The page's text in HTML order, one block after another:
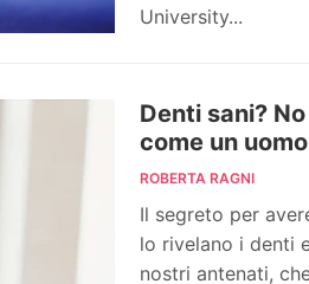
University...
Denti sani?
come un
ROBERTA RAGNI
Il segreto per
lo rivelano i denti
nostri antenati,